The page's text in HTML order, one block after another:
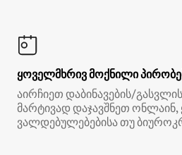
ყოველმხრივ მოქნილი
აირჩიეთ დაბინავების/
მარტივად დაჯავშნეთ
ვალდებულებებისა თუ